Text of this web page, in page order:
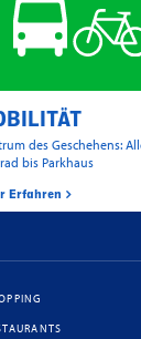
des Geschehens:
bis Parkhaus
Erfahren